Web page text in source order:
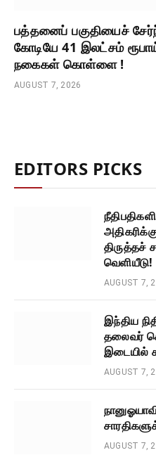
பத்தனைப் பகுதியைச்
கோடியே 41 இலட்சம்
நகைகள் கொள்ளை !
AUGUST 7, 2026
EDITORS PICKS
திருத்தச்
வெளியீடு!
AUGUST 7,
இந்திய
தலைவர்
இடையில்
AUGUST 7,
AUGUST 7,